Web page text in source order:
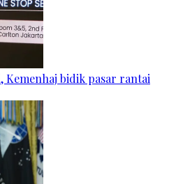
Kemenhaj bidik pasar rantai